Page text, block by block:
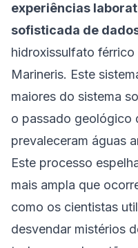
experiências
sofisticada de
hidroxissulfato férrico
Marineris. Este
maiores do sistema
o passado geológico
prevaleceram águas
Este processo
mais ampla que
como os cientistas
desvendar mistérios